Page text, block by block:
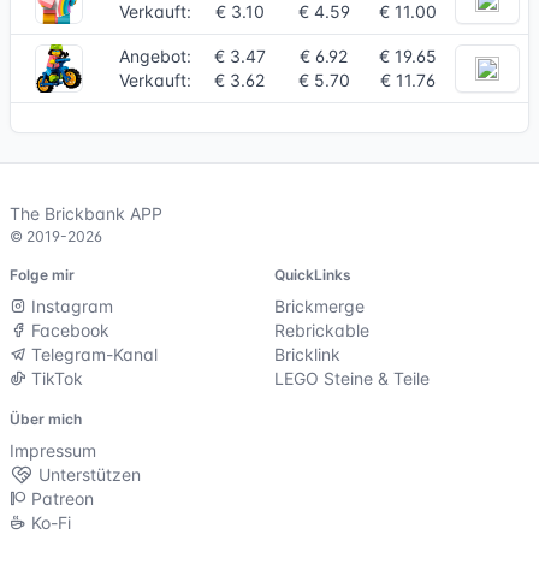
Verkauft:
€ 3.10
€ 4.59
€ 11.00
Angebot:
Verkauft:
€ 3.47
€ 3.62
€ 6.92
€ 5.70
€ 19.65
€ 11.76
The Brickbank APP
© 2019-2026
Folge mir
Instagram
Facebook
Telegram-Kanal
TikTok
QuickLinks
Brickmerge
Rebrickable
Bricklink
LEGO Steine & Teile
Über mich
Impressum
Unterstützen
Patreon
Ko-Fi